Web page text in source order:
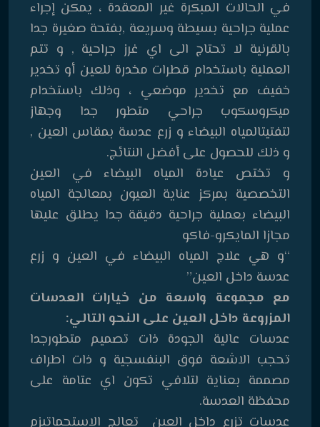
في الحالات المبكرة غير المعقدة ، يمكن إجراء
عملية جراحية بسيطة وسريعة ,بفتحة صغيرة جدا
بالقرنية لا تحتاج الى اي غرز جراحية , و تتم
العملية باستخدام قطرات مخدرة للعين أو تخدير
خفيف مع تخدير موضعي ، وذلك باستخدام
ميكروسكوب جراحي متطور جدا وجهاز
لتفتيتالمياه البيضاء و زرع عدسة بمقاس العين ,
و ذلك للحصول على أفضل النتائج.
و تختص عيادة المياه البيضاء في العين
التخصصية بمركز عناية العيون بمعالجة المياه
البيضاء بعملية جراحية دقيقة جدا يطلق عليها
مجازا المايكرو-فاكو
“و هي علاج المياه البيضاء في العين و زرع
عدسة داخل العين”
مع مجموعة واسعة من خيارات العدسات
المزروعة داخل العين على النحو التالي:
عدسات عالية الجودة ذات تصميم متطورجدا
تحجب الاشعة فوق البنفسجية و ذات اطراف
مصممة بعناية لتلافي تكون اي عتامة على
محفظة العدسة.
عدسات تزرع داخل العين تعالج الاستجماتيزم